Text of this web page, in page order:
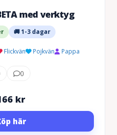
med verktyg
🚚 1-3 dagar
Flickvän Pojkvän Pappa
0
kr
här